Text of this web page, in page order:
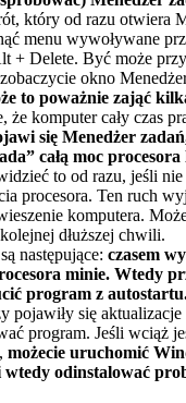
który od razu otwiera
menu wywoływane
+ Delete. Być może
okno
to poważnie zająć
że komputer cały czas
się Menedżer
całą moc
to od razu, jeśli nie
procesora. Ten ruch
komputera.
dłuższej chwili.
następujące: czasem
minie. Wtedy
program z
pojawiły się aktualizacje
program. Jeśli wciąż
możecie uruchomić
odinstalować